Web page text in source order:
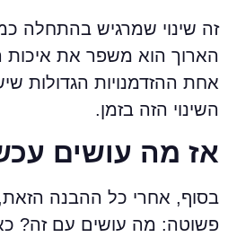
זה שינוי שמרגיש בהתחלה
הארוך הוא משפר את איכות
אחת ההזדמנויות הגדולות
השינוי הזה בזמן.
אז מה עושים
בסוף, אחרי כל ההבנה הזאת,
פשוטה: מה עושים עם זה? כאן